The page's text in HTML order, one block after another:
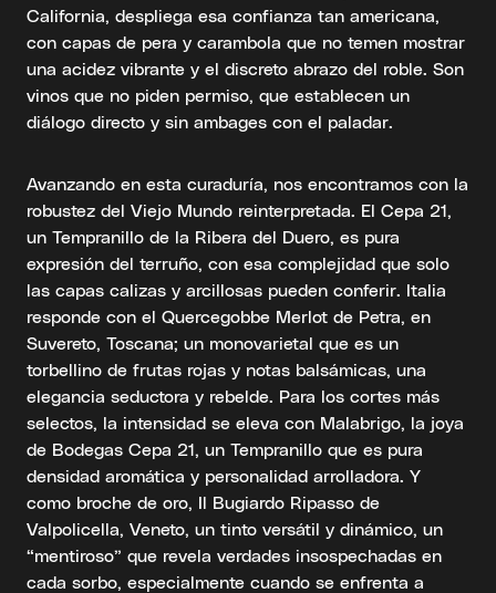
California, despliega esa confianza tan americana,
con capas de pera y carambola que no temen mostrar
una acidez vibrante y el discreto abrazo del roble. Son
vinos que no piden permiso, que establecen un
diálogo directo y sin ambages con el paladar.
Avanzando en esta curaduría, nos encontramos con la
robustez del Viejo Mundo reinterpretada. El Cepa 21,
un Tempranillo de la Ribera del Duero, es pura
expresión del terruño, con esa complejidad que solo
las capas calizas y arcillosas pueden conferir. Italia
responde con el Quercegobbe Merlot de Petra, en
Suvereto, Toscana; un monovarietal que es un
torbellino de frutas rojas y notas balsámicas, una
elegancia seductora y rebelde. Para los cortes más
selectos, la intensidad se eleva con Malabrigo, la joya
de Bodegas Cepa 21, un Tempranillo que es pura
densidad aromática y personalidad arrolladora. Y
como broche de oro, Il Bugiardo Ripasso de
Valpolicella, Veneto, un tinto versátil y dinámico, un
“mentiroso” que revela verdades insospechadas en
cada sorbo, especialmente cuando se enfrenta a